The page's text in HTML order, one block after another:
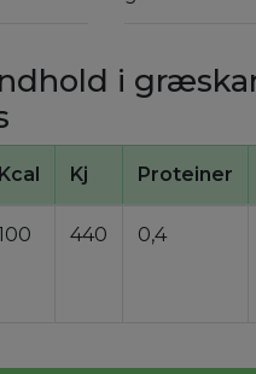
i
Kcal Kj Proteiner
440 0,4